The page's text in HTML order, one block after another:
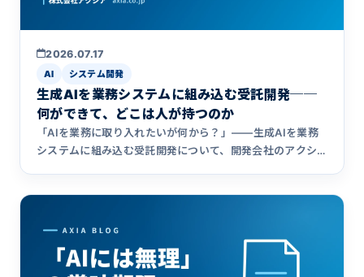
2026.07.17
AI システム開発
生成AIを業務システムに組み込む受託開発──
何ができて、どこは人が持つのか
「AIを業務に取り入れたいが何から？」——生成AIを業務
システムに組み込む受託開発について、開発会社のアクシ